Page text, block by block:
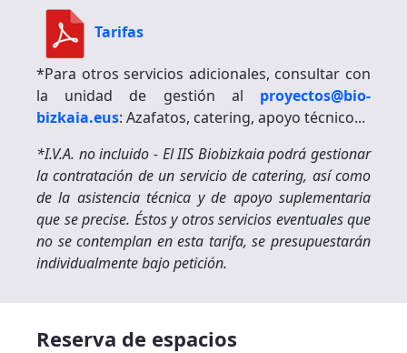
Tarifas
*Para otros servicios adicionales, consultar con
la unidad de gestión al proyectos@bio-
bizkaia.eus: Azafatos, catering, apoyo técnico...
*I.V.A. no incluido - El IIS Biobizkaia podrá gestionar
la contratación de un servicio de catering, así como
de la asistencia técnica y de apoyo suplementaria
que se precise. Éstos y otros servicios eventuales que
no se contemplan en esta tarifa, se presupuestarán
individualmente bajo petición.
Reserva de espacios